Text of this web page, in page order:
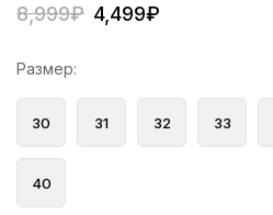
8,999₽ 4,499₽
Размер:
30 31 32 33
40